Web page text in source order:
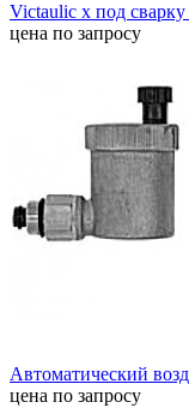
Victaulic x под
цена по запросу
Автоматический
цена по запросу